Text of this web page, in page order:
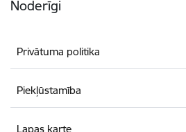
Noderīgi
Privātuma politika
Piekļūstamība
Lapas karte